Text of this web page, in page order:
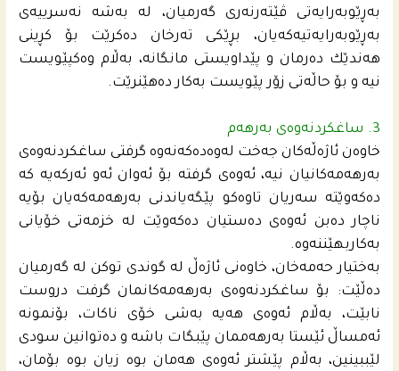
به‌ڕێوبه‌رایه‌تى ڤێته‌رنه‌رى گه‌رمیان، له‌ به‌شه‌ نه‌سرییه‌ى
به‌ڕێوبه‌رایه‌تیه‌كه‌یان، بڕێكى ته‌رخان ده‌كرێت بۆ كڕینى
هه‌ندێك ده‌رمان و پێداویستى مانگانه‌، به‌ڵام وه‌كپێویست
نیه‌ و بۆ حاڵه‌تى زۆر پێویست به‌كار ده‌هێنرێت.
3. ساغكردنه‌وه‌ى به‌رهه‌م
خاوه‌ن ئاژه‌ڵه‌كان جه‌خت له‌وه‌ده‌كه‌نه‌وه‌ گرفتى ساغكردنه‌وه‌ى
به‌رهه‌مه‌كانیان نیه‌، ئه‌وه‌ى گرفته‌ بۆ ئه‌وان ئه‌و ئه‌ركه‌یه‌ كه‌
ده‌كه‌وێته‌ سه‌ریان تاوه‌كو پێگه‌یاندنى به‌رهه‌مه‌كه‌یان بۆیه‌
ناچار ده‌بن ئه‌وه‌ى ده‌ستیان ده‌كه‌وێت له‌ خزمه‌تى خۆیانى
به‌كاربهێننه‌وه‌.
به‌ختیار حه‌مه‌خان، خاوه‌نى ئاژه‌ڵ له‌ گوندى توكن له‌ گه‌رمیان
ده‌ڵێت: بۆ ساغكردنه‌وه‌ى به‌رهه‌مه‌كانمان گرفت دروست
نابێت، به‌ڵام ئه‌وه‌ى هه‌یه‌ به‌شى خۆى ناكات، بۆنمونه‌
ئه‌مساڵ ئێستا به‌رهه‌ممان پێبگات باشه‌ و ده‌توانین سودى
لێببینین، به‌ڵام پێشتر ئه‌وه‌ى هه‌مان بوه‌ زیان بوه‌ بۆمان،